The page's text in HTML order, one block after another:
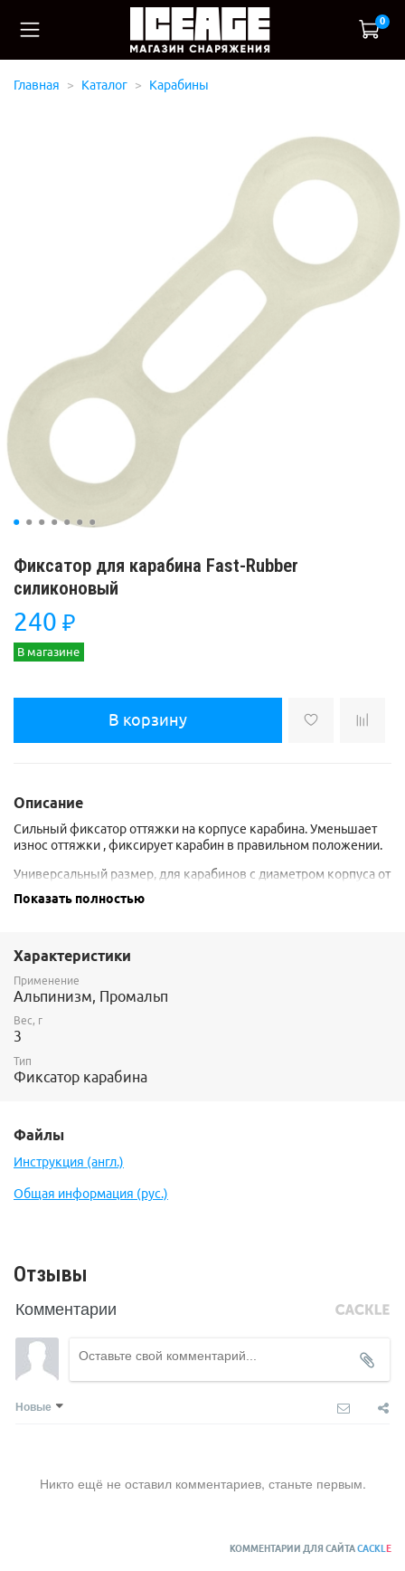
0
Главная Каталог Карабины
Фиксатор для карабина Fast-Rubber
силиконовый
240 ₽
В магазине
В корзину
Описание
Сильный фиксатор оттяжки на корпусе карабина. Уменьшает
износ оттяжки , фиксирует карабин в правильном положении.
Универсальный размер, для карабинов с диаметром корпуса от
Показать полностью
Характеристики
Применение
Альпинизм, Промальп
Вес, г
3
Тип
Фиксатор карабина
Файлы
Инструкция (англ.)
Общая информация (рус.)
Отзывы
Комментарии
Новые
Никто ещё не оставил комментариев, станьте первым.
КОММЕНТАРИИ ДЛЯ САЙТАCACKL E